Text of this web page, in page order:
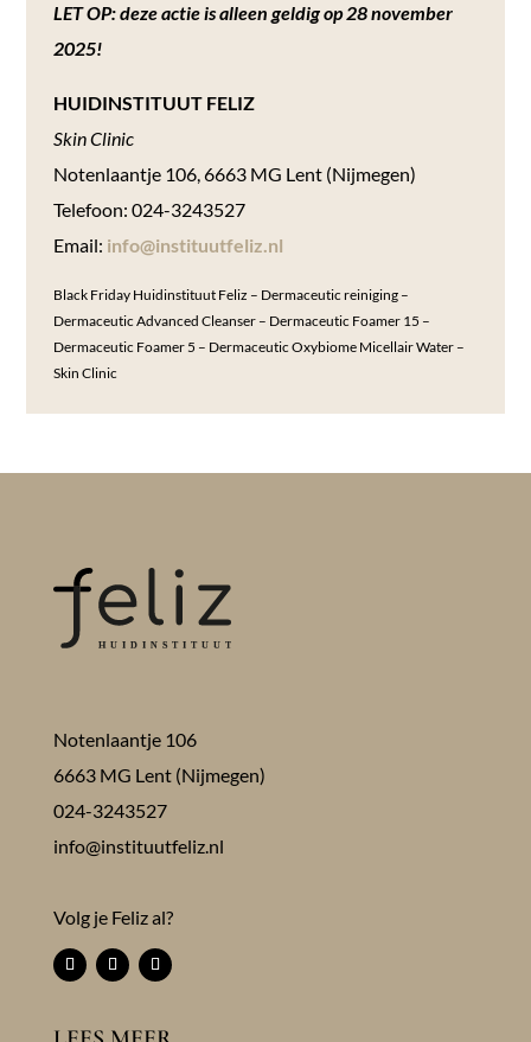
LET OP:deze actie is alleen geldig op 28 november
2025!
HUIDINSTITUUT FELIZ
Skin Clinic
Notenlaantje 106, 6663 MG Lent (Nijmegen)
Telefoon: 024-3243527
Email: info@instituutfeliz.nl
Black Friday Huidinstituut Feliz – Dermaceutic reiniging –
Dermaceutic Advanced Cleanser – Dermaceutic Foamer 15 –
Dermaceutic Foamer 5 – Dermaceutic Oxybiome Micellair Water –
Skin Clinic
Notenlaantje 106
6663 MG Lent (Nijmegen)
024-3243527
info@instituutfeliz.nl
Volg je Feliz al?